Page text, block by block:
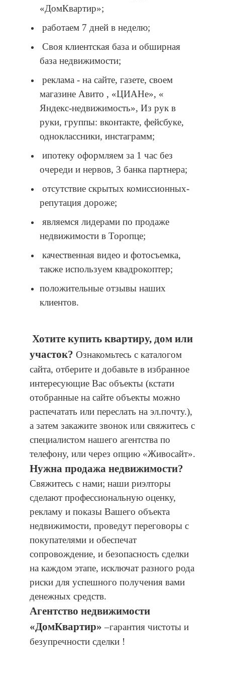
«ДомКвартир»;
работаем 7 дней в неделю;
Своя клиентская база и обширная
база недвижимости;
реклама - на сайте, газете, своем
магазине Авито , «ЦИАНе», «
Яндекс-недвижимость», Из рук в
руки, группы: вконтакте, фейсбуке,
одноклассники, инстаграмм;
ипотеку оформляем за 1 час без
очереди и нервов, 3 банка партнера;
отсутствие скрытых комиссионных-
репутация дороже;
являемся лидерами по продаже
недвижимости в Торопце;
качественная видео и фотосъемка,
также используем квадрокоптер;
положительные отзывы наших
клиентов.
Хотите купить квартиру, дом или
участок? Ознакомьтесь с каталогом
сайта, отберите и добавьте в избранное
интересующие Вас объекты (кстати
отобранные на сайте объекты можно
распечатать или переслать на эл.почту.),
а затем закажите звонок или свяжитесь с
специалистом нашего агентства по
телефону, или через опцию «Живосайт».
Нужна продажа недвижимости?
Свяжитесь с нами; наши риэлторы
сделают профессиональную оценку,
рекламу и показы Вашего объекта
недвижимости, проведут переговоры с
покупателями и обеспечат
сопровождение, и безопасность сделки
на каждом этапе, исключат разного рода
риски для успешного получения вами
денежных средств.
Агентство недвижимости
«ДомКвартир» –гарантия чистоты и
безупречности сделки !